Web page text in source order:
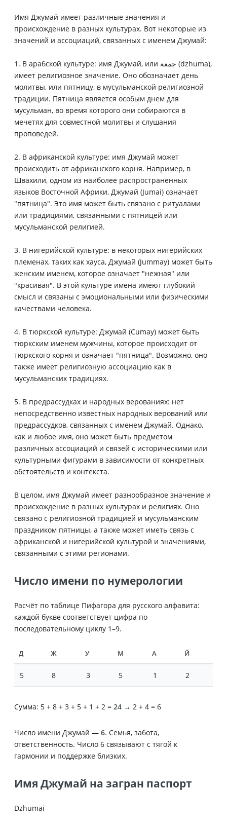
Имя Джумай имеет различные значения и
происхождение в разных культурах. Вот некоторые из
значений и ассоциаций, связанных с именем Джумай:
1. В арабской культуре: имя Джумай, или جمعة (dzhuma),
имеет религиозное значение. Оно обозначает день
молитвы, или пятницу, в мусульманской религиозной
традиции. Пятница является особым днем для
мусульман, во время которого они собираются в
мечетях для совместной молитвы и слушания
проповедей.
2. В африканской культуре: имя Джумай может
происходить от африканского корня. Например, в
Швахили, одном из наиболее распространенных
языков Восточной Африки, Джумай (Jumai) означает
"пятница". Это имя может быть связано с ритуалами
или традициями, связанными с пятницей или
мусульманской религией.
3. В нигерийской культуре: в некоторых нигерийских
племенах, таких как хауса, Джумай (Jummay) может быть
женским именем, которое означает "нежная" или
"красивая". В этой культуре имена имеют глубокий
смысл и связаны с эмоциональными или физическими
качествами человека.
4. В тюркской культуре: Джумай (Cumay) может быть
тюркским именем мужчины, которое происходит от
тюркского корня и означает "пятница". Возможно, оно
также имеет религиозную ассоциацию как в
мусульманских традициях.
5. В предрассудках и народных верованиях: нет
непосредственно известных народных верований или
предрассудков, связанных с именем Джумай. Однако,
как и любое имя, оно может быть предметом
различных ассоциаций и связей с историческими или
культурными фигурами в зависимости от конкретных
обстоятельств и контекста.
В целом, имя Джумай имеет разнообразное значение и
происхождение в разных культурах и религиях. Оно
связано с религиозной традицией и мусульманским
праздником пятницы, а также может иметь связь с
африканской и нигерийской культурой и значениями,
связанными с этими регионами.
Число имени по нумерологии
Расчёт по таблице Пифагора для русского алфавита:
каждой букве соответствует цифра по
последовательному циклу 1–9.
Д Ж У М А Й
5 8 3 5 1 2
Сумма: 5 + 8 + 3 + 5 + 1 + 2 = 24 → 2 + 4 = 6
Число имени Джумай — 6. Семья, забота,
ответственность. Число 6 связывают с тягой к
гармонии и поддержке близких.
Имя Джумай на загран паспорт
Dzhumai